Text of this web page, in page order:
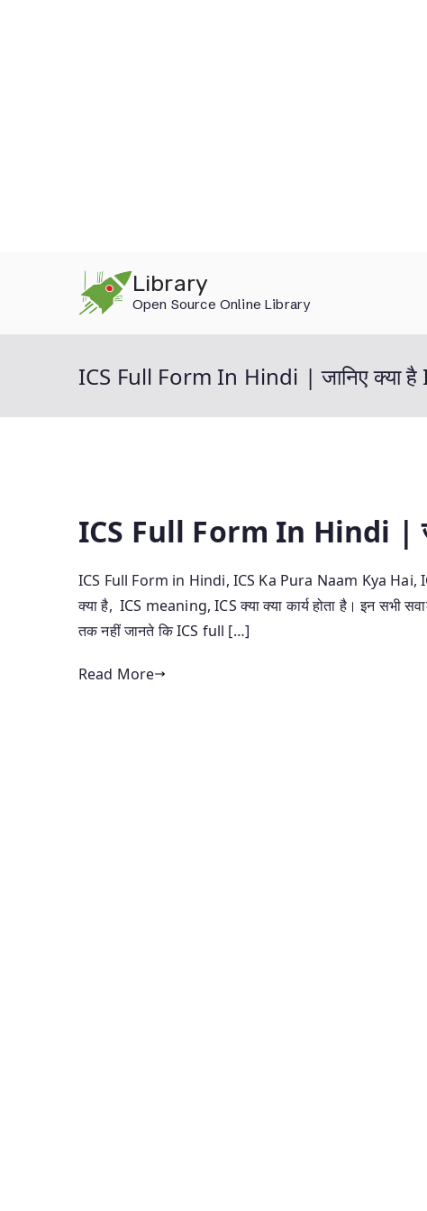
Library
Open Source Online Library
ICS Full Form In Hindi | जानिए क्या है
ICS Full Form In Hindi |
ICS Full Form in Hindi, ICS Ka Pura Naam Kya Hai,
क्या है, ICS meaning, ICS क्या क्या कार्य होता है। इन सभी
तक नहीं जानते कि ICS full […]
Read More